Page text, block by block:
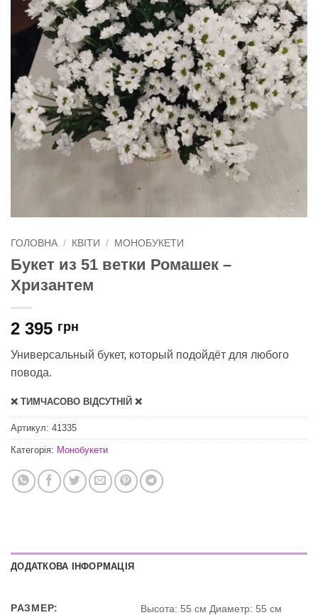
ГОЛОВНА / КВІТИ / МОНОБУКЕТИ
Букет из 51 ветки Ромашек –
Хризантем
2 395 грн
Универсальный букет, который подойдёт для любого
повода.
❌ ТИМЧАСОВО ВІДСУТНІЙ ❌
Артикул: 41335
Категорія: Монобукети
ДОДАТКОВА ІНФОРМАЦІЯ
РАЗМЕР: Высота: 55 см Диаметр: 55 см